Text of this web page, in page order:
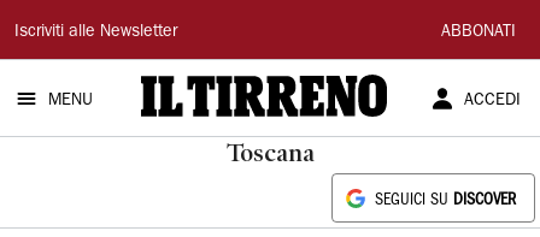
Il
Tirreno
Iscriviti alle Newsletter ABBONATI
MENU ACCEDI
Toscana
SEGUICI SU DISCOVER